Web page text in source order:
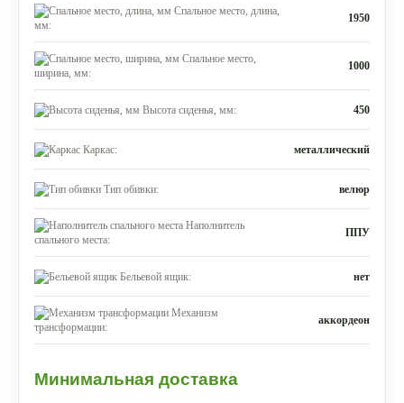
Спальное место, длина,
мм:
1950
Спальное место,
ширина, мм:
1000
Высота сиденья, мм: 450
Каркас: металлический
Тип обивки: велюр
Наполнитель
спального места:
ППУ
Бельевой ящик: нет
Механизм
трансформации:
аккордеон
Минимальная доставка